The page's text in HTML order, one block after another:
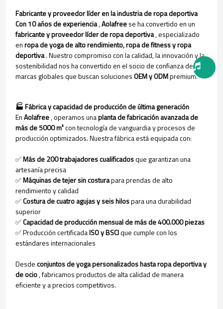
Fabricante y proveedor líder en la industria de ropa deportiva
Con 10 años de experiencia,Aolafreese ha convertido en un
fabricante y proveedor líder de ropa deportiva, especializado
enropa de yoga de alto rendimiento, ropa de fitness y ropa
deportiva. Nuestro compromiso con la calidad, la innovación y la
sostenibilidad nos ha convertido en el socio de confianza de
marcas globales que buscan solucionesOEM y ODMpremium.
🏭 Fábrica y capacidad de producción de última generación
EnAolafree, operamos unaplanta de fabricación avanzada de
más de 5000 m²con tecnología de vanguardia y procesos de
producción optimizados. Nuestra fábrica está equipada con:
✅Más de 200 trabajadores cualificadosque garantizan una
artesanía precisa
✅Máquinas de tejer sin costurapara prendas de alto
rendimiento y calidad
✅Costura de cuatro agujas y seis hilospara una durabilidad
superior
✅Capacidad de producción mensual de más de 400.000 piezas
✅ Producción certificadaISO y BSCIque cumple con los
estándares internacionales
Desdeconjuntos de yoga personalizados hasta ropa deportiva y
de ocio, fabricamos productos de alta calidad de manera
eficiente y a precios competitivos.